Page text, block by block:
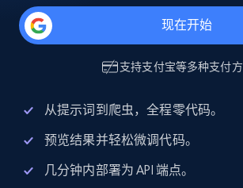
现在开始
支持支付宝等多种支付
从提示词到爬虫，全程零代码。
预览结果并轻松微调代码。
几分钟内部署为 API 端点。